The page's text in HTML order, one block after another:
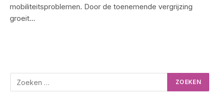
mobiliteitsproblemen. Door de toenemende vergrijzing
groeit…